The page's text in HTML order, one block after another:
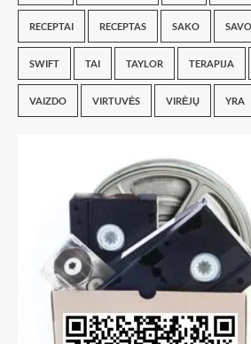
RECEPTAI RECEPTAS SAKO SAVO
SWIFT TAI TAYLOR TERAPIJA
VAIZDO VIRTUVĖS VIRĖJŲ YRA